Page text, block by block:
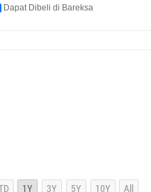
Dapat Dibeli di Bareksa